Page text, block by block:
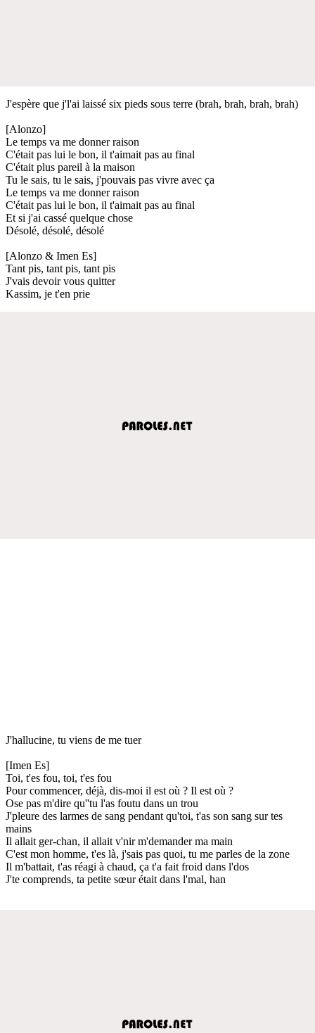
J'espère que j'l'ai laissé six pieds sous terre (brah, brah, brah, brah)
[Alonzo]
Le temps va me donner raison
C'était pas lui le bon, il t'aimait pas au final
C'était plus pareil à la maison
Tu le sais, tu le sais, j'pouvais pas vivre avec ça
Le temps va me donner raison
C'était pas lui le bon, il t'aimait pas au final
Et si j'ai cassé quelque chose
Désolé, désolé, désolé
[Alonzo & Imen Es]
Tant pis, tant pis, tant pis
J'vais devoir vous quitter
Kassim, je t'en prie
J'hallucine, tu viens de me tuer
[Imen Es]
Toi, t'es fou, toi, t'es fou
Pour commencer, déjà, dis-moi il est où ? Il est où ?
Ose pas m'dire qu''tu l'as foutu dans un trou
J'pleure des larmes de sang pendant qu'toi, t'as son sang sur tes
mains
Il allait ger-chan, il allait v'nir m'demander ma main
C'est mon homme, t'es là, j'sais pas quoi, tu me parles de la zone
Il m'battait, t'as réagi à chaud, ça t'a fait froid dans l'dos
J'te comprends, ta petite sœur était dans l'mal, han